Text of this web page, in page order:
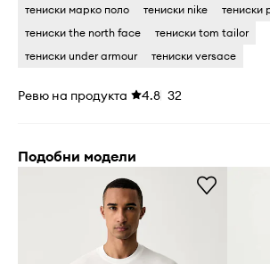
тениски марко поло
тениски nike
тениски
тениски the north face
тениски tom tailor
тениски under armour
тениски versace
Ревю на продукта 4.8 32
Подобни модели